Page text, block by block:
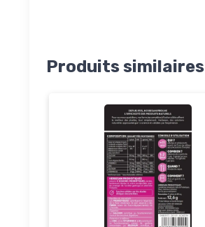
Produits similaires